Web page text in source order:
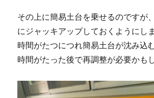
その上に簡易土台を乗せるのですが
にジャッキアップしておくようにしま
時間がたつにつれ簡易土台が沈み込
時間がたった後で再調整が必要かも